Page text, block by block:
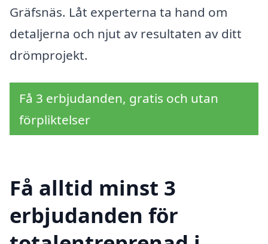
Gräfsnäs. Låt experterna ta hand om
detaljerna och njut av resultaten av ditt
drömprojekt.
Få 3 erbjudanden, gratis och utan
förpliktelser
Få alltid minst 3
erbjudanden för